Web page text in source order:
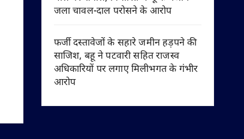
जला चावल-दाल परोसने के आरोप
फर्जी दस्तावेजों के सहारे जमीन हड़पने की
साजिश, बहू ने पटवारी सहित राजस्व
अधिकारियों पर लगाए मिलीभगत के गंभीर
आरोप